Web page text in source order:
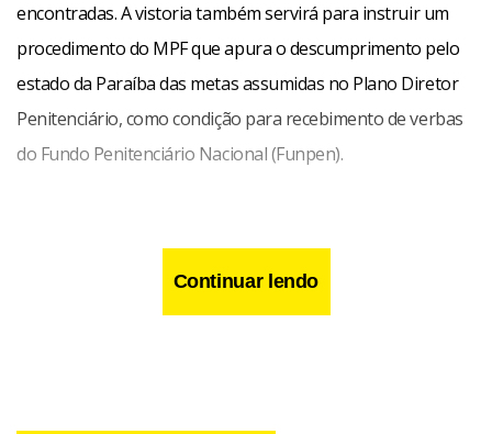
encontradas. A vistoria também servirá para instruir um
procedimento do MPF que apura o descumprimento pelo
estado da Paraíba das metas assumidas no Plano Diretor
Penitenciário, como condição para recebimento de verbas
do Fundo Penitenciário Nacional (Funpen).
Continuar lendo